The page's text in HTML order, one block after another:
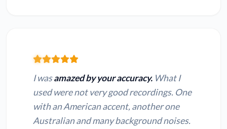
I wasamazed by your accuracy. What I
used were not very good recordings. One
with an American accent, another one
Australian and many background noises.